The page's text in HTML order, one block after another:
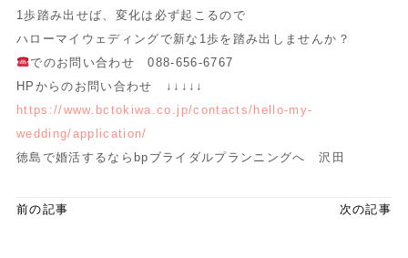
1歩踏み出せば、変化は必ず起こるので
ハローマイウェディングで新な1歩を踏み出しませんか？
でのお問い合わせ 088-656-6767
HPからのお問い合わせ ↓↓↓↓↓
https://www.bctokiwa.co.jp/contacts/hello-my-
wedding/application/
徳島で婚活するならbpブライダルプランニングへ 沢田
前の記事 次の記事